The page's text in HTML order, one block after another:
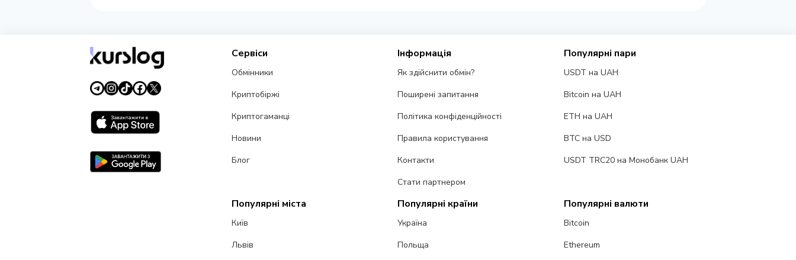
Сервіси
Обмінники
Криптобіржі
Криптогаманці
Новини
Блог
Інформація
Як здійснити обмін?
Поширені запитання
Політика конфіденційності
Правила користування
Контакти
Стати партнером
Популярні пари
USDT на UAH
Bitcoin на UAH
ETH на UAH
BTC на USD
USDT TRC20 на Монобанк UAH
Популярні міста
Київ
Львів
Популярні країни
Україна
Польща
Популярні валюти
Bitcoin
Ethereum